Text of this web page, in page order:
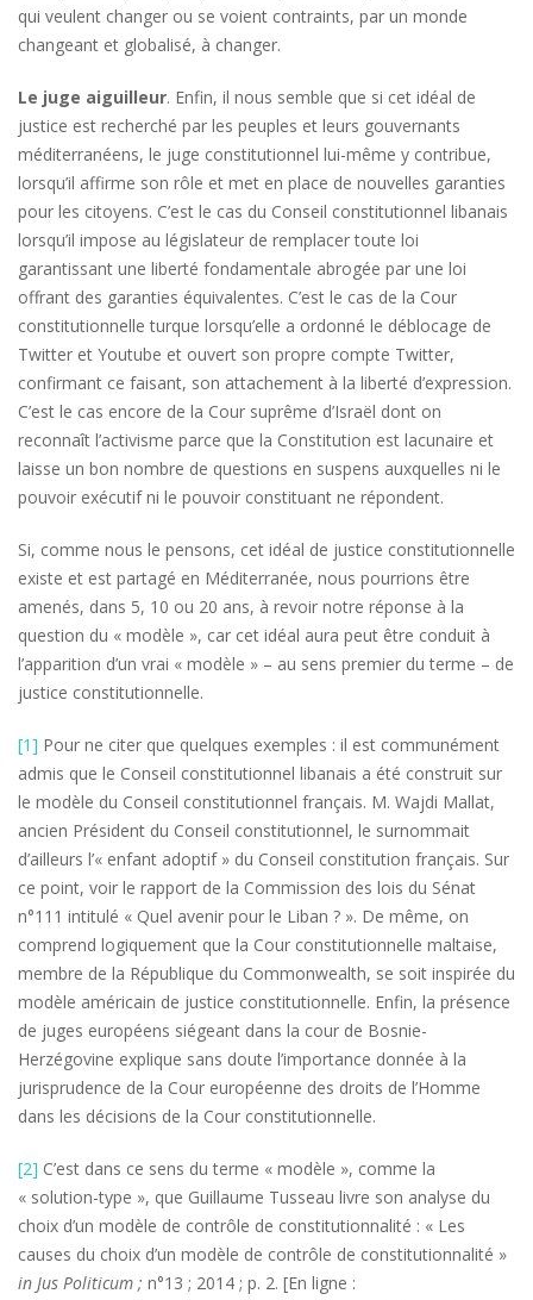
qui veulent changer ou se voient contraints, par un monde
changeant et globalisé, à changer.
Le juge aiguilleur. Enfin, il nous semble que si cet idéal de
justice est recherché par les peuples et leurs gouvernants
méditerranéens, le juge constitutionnel lui-même y contribue,
lorsqu’il affirme son rôle et met en place de nouvelles garanties
pour les citoyens. C’est le cas du Conseil constitutionnel libanais
lorsqu’il impose au législateur de remplacer toute loi
garantissant une liberté fondamentale abrogée par une loi
offrant des garanties équivalentes. C’est le cas de la Cour
constitutionnelle turque lorsqu’elle a ordonné le déblocage de
Twitter et Youtube et ouvert son propre compte Twitter,
confirmant ce faisant, son attachement à la liberté d’expression.
C’est le cas encore de la Cour suprême d’Israël dont on
reconnaît l’activisme parce que la Constitution est lacunaire et
laisse un bon nombre de questions en suspens auxquelles ni le
pouvoir exécutif ni le pouvoir constituant ne répondent.
Si, comme nous le pensons, cet idéal de justice constitutionnelle
existe et est partagé en Méditerranée, nous pourrions être
amenés, dans 5, 10 ou 20 ans, à revoir notre réponse à la
question du « modèle », car cet idéal aura peut être conduit à
l’apparition d’un vrai « modèle » – au sens premier du terme – de
justice constitutionnelle.
[1] Pour ne citer que quelques exemples : il est communément
admis que le Conseil constitutionnel libanais a été construit sur
le modèle du Conseil constitutionnel français. M. Wajdi Mallat,
ancien Président du Conseil constitutionnel, le surnommait
d’ailleurs l’« enfant adoptif » du Conseil constitution français. Sur
ce point, voir le rapport de la Commission des lois du Sénat
n°111 intitulé « Quel avenir pour le Liban ? ». De même, on
comprend logiquement que la Cour constitutionnelle maltaise,
membre de la République du Commonwealth, se soit inspirée du
modèle américain de justice constitutionnelle. Enfin, la présence
de juges européens siégeant dans la cour de Bosnie-
Herzégovine explique sans doute l’importance donnée à la
jurisprudence de la Cour européenne des droits de l’Homme
dans les décisions de la Cour constitutionnelle.
[2] C’est dans ce sens du terme « modèle », comme la
« solution-type », que Guillaume Tusseau livre son analyse du
choix d’un modèle de contrôle de constitutionnalité : « Les
causes du choix d’un modèle de contrôle de constitutionnalité »
in Jus Politicum ; n°13 ; 2014 ; p. 2. [En ligne :